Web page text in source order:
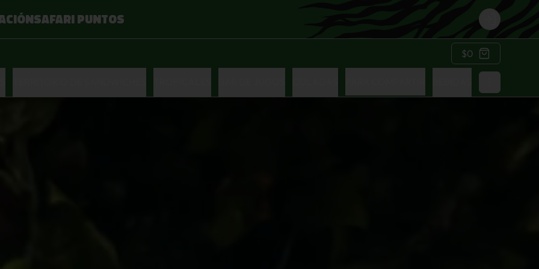
SAFARI PUNTOS Login
$0